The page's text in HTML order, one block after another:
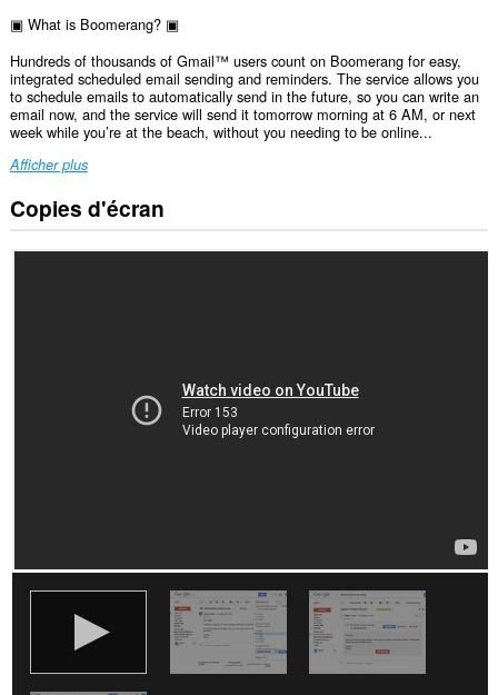
▣ What is Boomerang? ▣
Hundreds of thousands of Gmail™ users count on Boomerang for easy,
integrated scheduled email sending and reminders. The service allows you
to schedule emails to automatically send in the future, so you can write an
email now, and the service will send it tomorrow morning at 6 AM, or next
week while you’re at the beach, without you needing to be online...
Afficher plus
Copies d'écran